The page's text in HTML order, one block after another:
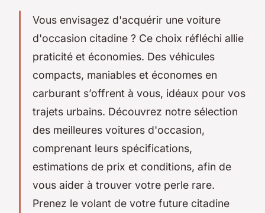
Vous envisagez d'acquérir une voiture
d'occasion citadine ? Ce choix réfléchi allie
praticité et économies. Des véhicules
compacts, maniables et économes en
carburant s’offrent à vous, idéaux pour vos
trajets urbains. Découvrez notre sélection
des meilleures voitures d'occasion,
comprenant leurs spécifications,
estimations de prix et conditions, afin de
vous aider à trouver votre perle rare.
Prenez le volant de votre future citadine